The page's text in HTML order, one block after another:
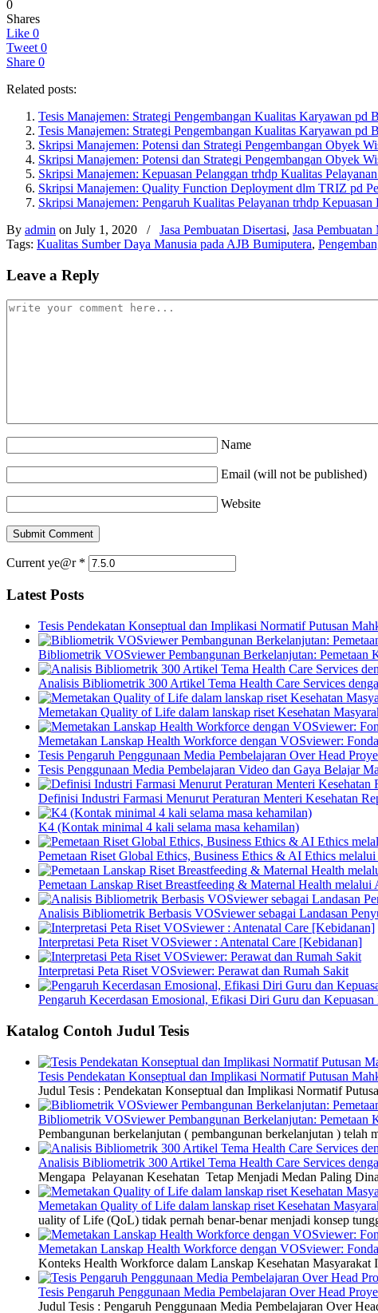
0
Shares
Like 0
Tweet 0
Share 0
Related posts:
Tesis Manajemen: Strategi Pengembangan Kualitas Karyawan pd
Tesis Manajemen: Strategi Pengembangan Kualitas Karyawan pd
Skripsi Manajemen: Potensi dan Strategi Pengembangan Obyek
Skripsi Manajemen: Potensi dan Strategi Pengembangan Obyek
Skripsi Manajemen: Kepuasan Pelanggan trhdp Kualitas
Skripsi Manajemen: Quality Function Deployment dlm TRIZ pd
Skripsi Manajemen: Pengaruh Kualitas Pelayanan trhdp Kepuasan
By admin on July 1, 2020 / Jasa Pembuatan Disertasi, Jasa Pembuatan
Tags: Kualitas Sumber Daya Manusia pada AJB Bumiputera,
Leave a Reply
Name
Email (will not be published)
Website
Current ye@r *
Latest Posts
Tesis Pendekatan Konseptual dan Implikasi Normatif Putusan
Bibliometrik VOSviewer Pembangunan Berkelanjutan: Pemetaan
Analisis Bibliometrik 300 Artikel Tema Health Care Services
Memetakan Quality of Life dalam lanskap riset Kesehatan
Memetakan Lanskap Health Workforce dengan VOSviewer:
Tesis Pengaruh Penggunaan Media Pembelajaran Over Head
Tesis Penggunaan Media Pembelajaran Video dan Gaya Belajar
Definisi Industri Farmasi Menurut Peraturan Menteri Kesehatan
K4 (Kontak minimal 4 kali selama masa kehamilan)
Pemetaan Riset Global Ethics, Business Ethics & AI Ethics
Pemetaan Lanskap Riset Breastfeeding & Maternal Health
Analisis Bibliometrik Berbasis VOSviewer sebagai Landasan
Interpretasi Peta Riset VOSviewer : Antenatal Care [Kebidanan]
Interpretasi Peta Riset VOSviewer: Perawat dan Rumah Sakit
Pengaruh Kecerdasan Emosional, Efikasi Diri Guru dan
Katalog Contoh Judul Tesis
Tesis Pendekatan Konseptual dan Implikasi Normatif Putusan
Judul Tesis : Pendekatan Konseptual dan Implikasi Normatif
Bibliometrik VOSviewer Pembangunan Berkelanjutan: Pemetaan
Pembangunan berkelanjutan ( pembangunan berkelanjutan ) telah
Analisis Bibliometrik 300 Artikel Tema Health Care Services
Mengapa Pelayanan Kesehatan Tetap Menjadi Medan Paling
Memetakan Quality of Life dalam lanskap riset Kesehatan
uality of Life (QoL) tidak pernah benar-benar menjadi konsep
Memetakan Lanskap Health Workforce dengan VOSviewer:
Konteks Health Workforce dalam Lanskap Kesehatan
Tesis Pengaruh Penggunaan Media Pembelajaran Over Head
Judul Tesis : Pengaruh Penggunaan Media Pembelajaran Over